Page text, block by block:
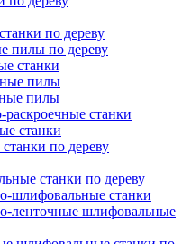
по дереву
пилы по дереву
станки
пилы
пилы
станки
станки
по дереву
станки по дереву
шлифовальные станки
ленточные шлифовальные